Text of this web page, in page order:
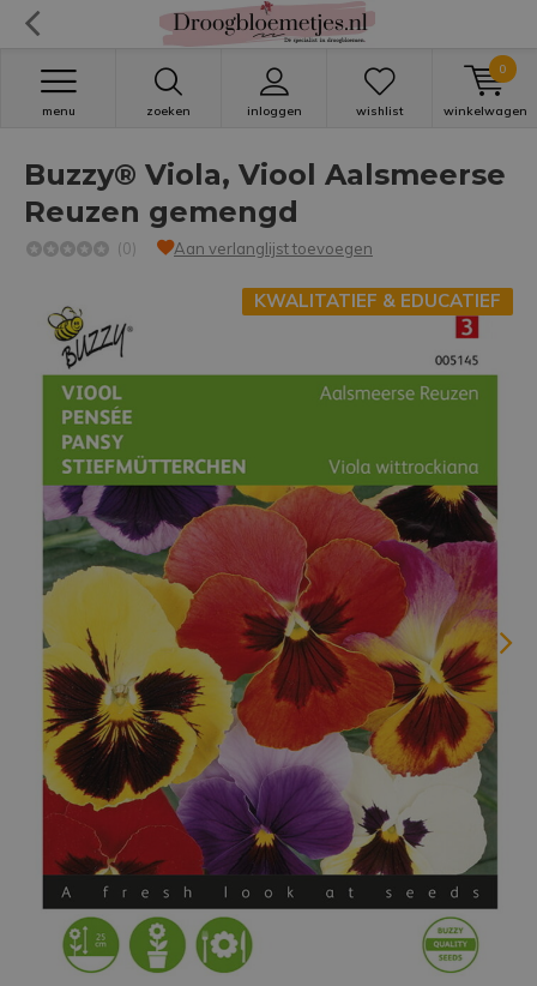
zoeken inloggen
menu wishlist winkelwagen
0
Buzzy® Viola, Viool Aalsmeerse
Reuzen gemengd
(0) Aan verlanglijst toevoegen
KWALITATIEF & EDUCATIEF